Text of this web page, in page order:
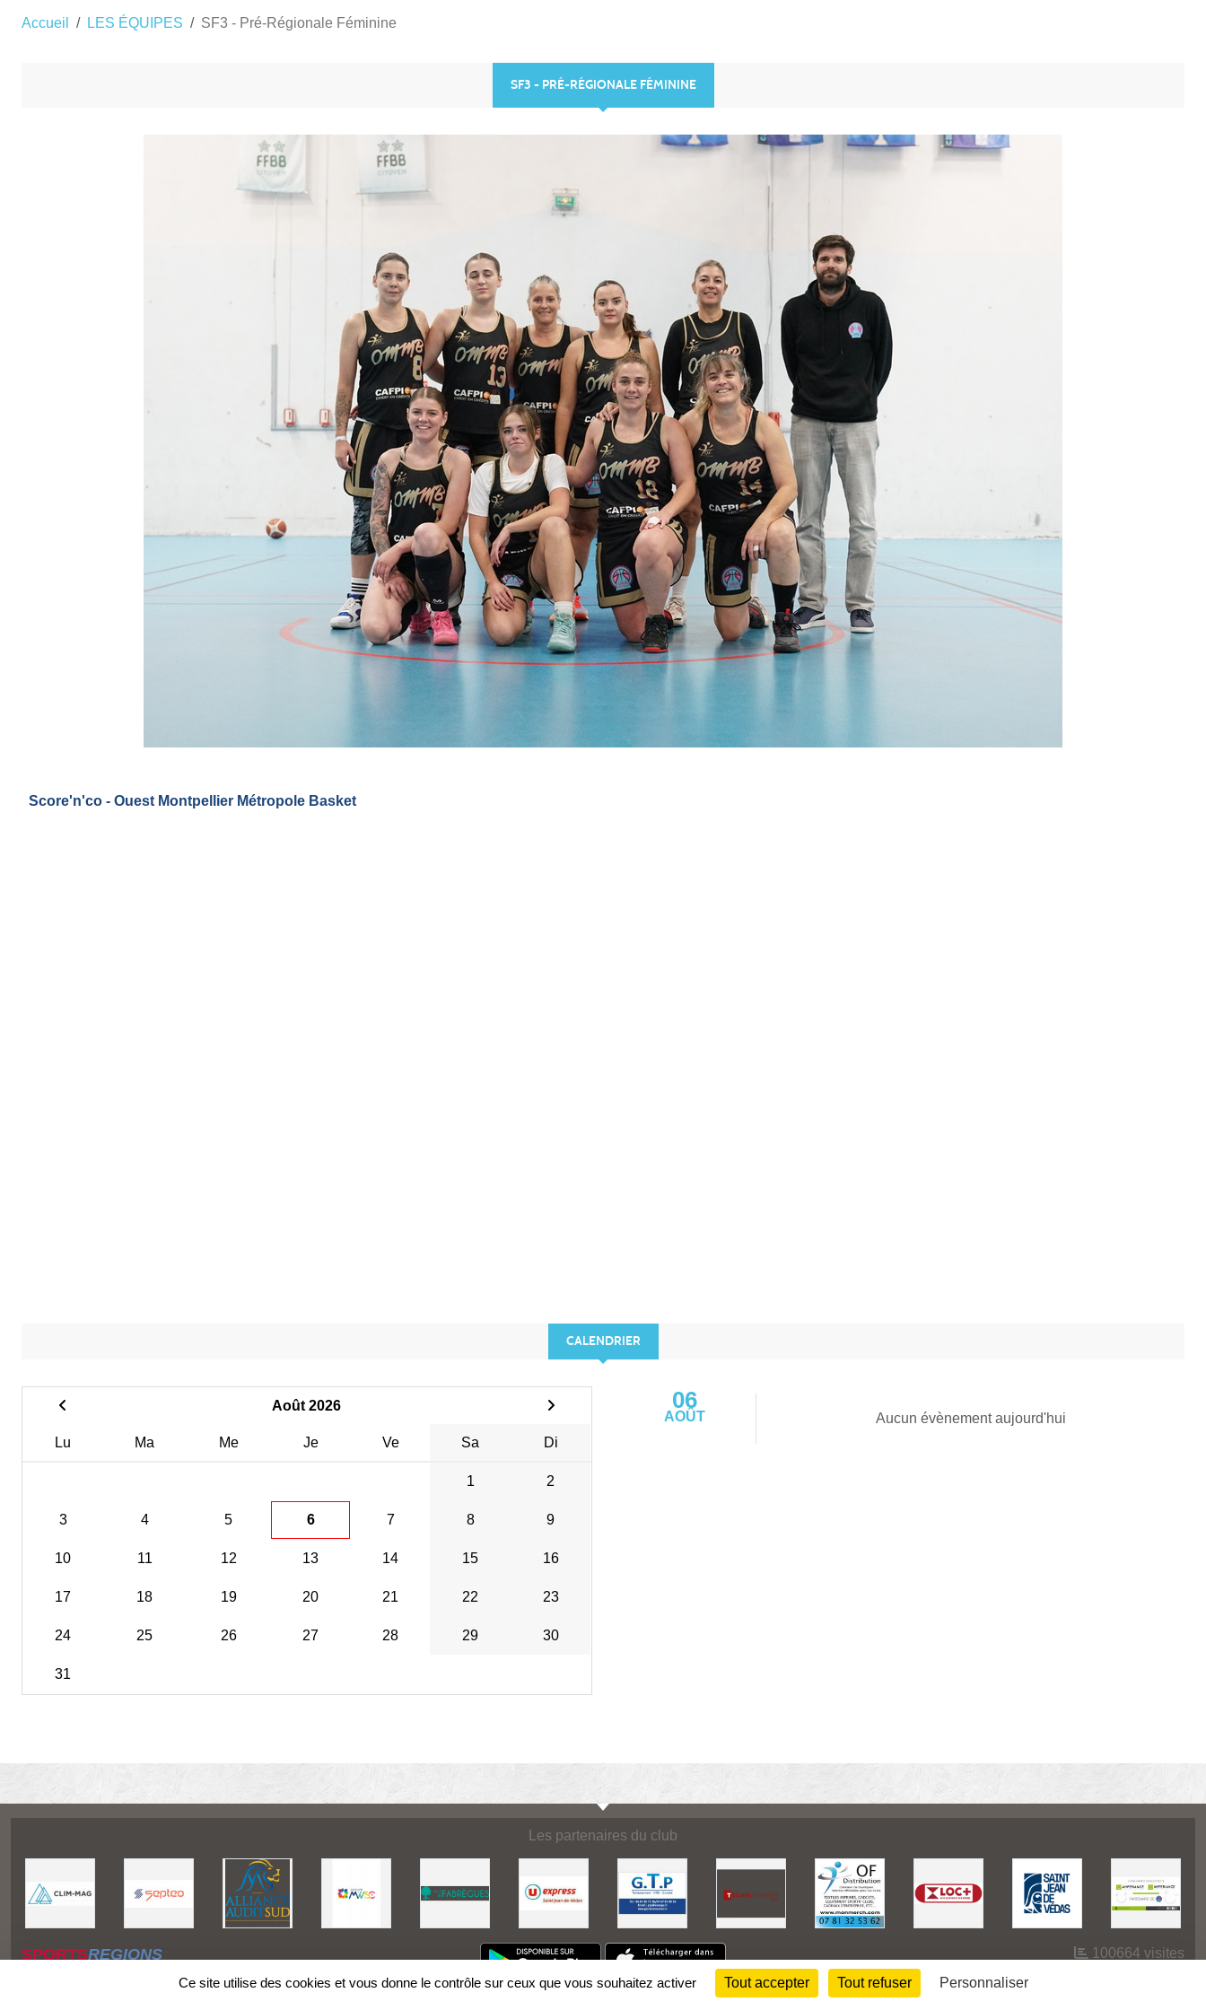
Accueil LES ÉQUIPES SF3 - Pré-Régionale Féminine
SF3 - PRÉ-RÉGIONALE FÉMININE
Score'n'co - Ouest Montpellier Métropole Basket
CALENDRIER
Août 2026
Lu Ma Me Je Ve Sa Di
1 2
3 4 5 6 7 8 9
10 11 12 13 14 15 16
17 18 19 20 21 22 23
24 25 26 27 28 29 30
31
06
AOÛT Aucun évènement aujourd'hui
Les partenaires du club
SPORTSREGIONS 100664 visites
Ce site utilise des cookies et vous donne le contrôle sur ceux que vous souhaitez activer Tout accepter Tout refuser Personnaliser